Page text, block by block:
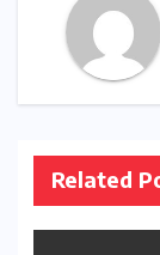
Related